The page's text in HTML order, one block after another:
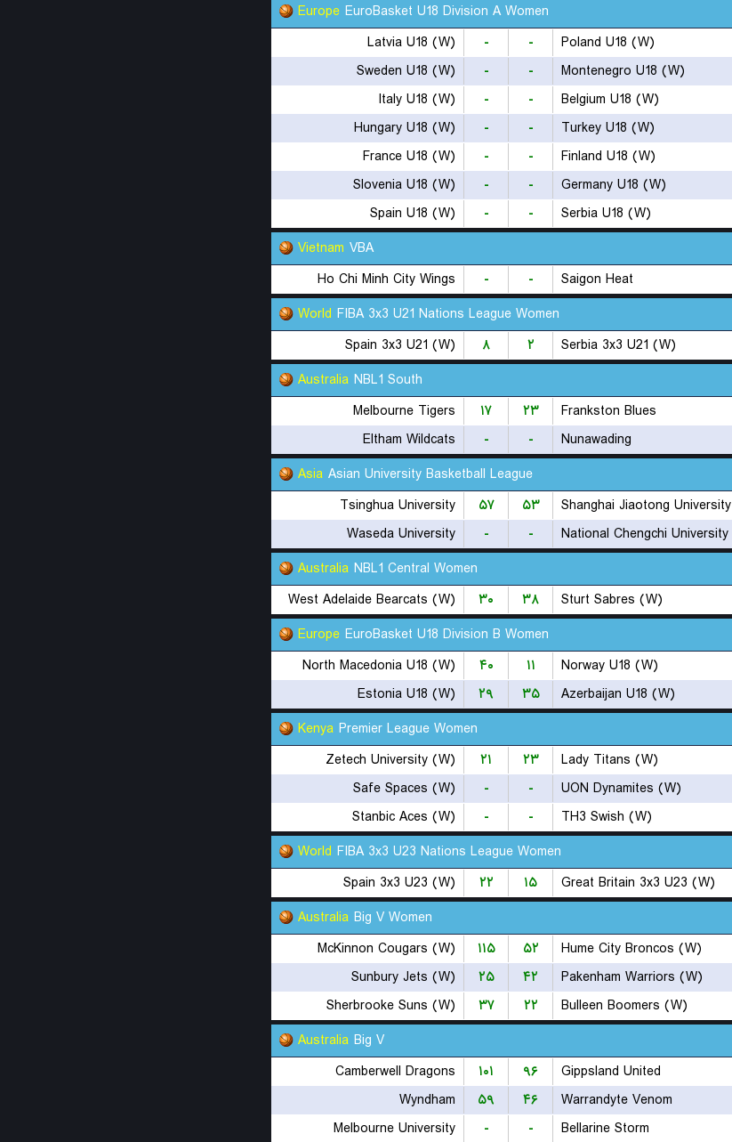
Europe EuroBasket U18 Division A Women
Latvia U18 (W)
- - Poland U18 (W)
Sweden U18 (W)
- - Montenegro U18 (W)
Italy U18 (W)
- - Belgium U18 (W)
Hungary U18 (W)
- - Turkey U18 (W)
France U18 (W)
- - Finland U18 (W)
Slovenia U18 (W)
- - Germany U18 (W)
Spain U18 (W)
- - Serbia U18 (W)
Vietnam VBA
Ho Chi Minh City Wings
- - Saigon Heat
World FIBA 3x3 U21 Nations League Women
Spain 3x3 U21 (W)
۸ ۲ Serbia 3x3 U21 (W)
Australia NBL1 South
Melbourne Tigers
۱۷ ۲۳ Frankston Blues
Eltham Wildcats
- - Nunawading
Asia Asian University Basketball League
Tsinghua University
۵۷ ۵۳ Shanghai Jiaotong University
Waseda University
- - National Chengchi University
Australia NBL1 Central Women
West Adelaide Bearcats (W)
۳۰ ۳۸ Sturt Sabres (W)
Europe EuroBasket U18 Division B Women
North Macedonia U18 (W)
۴۰ ۱۱ Norway U18 (W)
Estonia U18 (W)
۲۹ ۳۵ Azerbaijan U18 (W)
Kenya Premier League Women
Zetech University (W)
۲۱ ۲۳ Lady Titans (W)
Safe Spaces (W)
- - UON Dynamites (W)
Stanbic Aces (W)
- - TH3 Swish (W)
World FIBA 3x3 U23 Nations League Women
Spain 3x3 U23 (W)
۲۲ ۱۵ Great Britain 3x3 U23 (W)
Australia Big V Women
McKinnon Cougars (W)
۱۱۵ ۵۲ Hume City Broncos (W)
Sunbury Jets (W)
۲۵ ۴۲ Pakenham Warriors (W)
Sherbrooke Suns (W)
۳۷ ۲۲ Bulleen Boomers (W)
Australia Big V
Camberwell Dragons
۱۰۱ ۹۶ Gippsland United
Wyndham
۵۹ ۴۶ Warrandyte Venom
Melbourne University
- - Bellarine Storm